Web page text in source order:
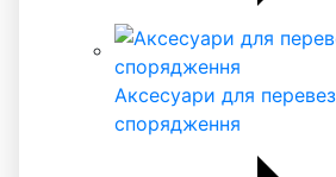
Аксесуари для
спорядження